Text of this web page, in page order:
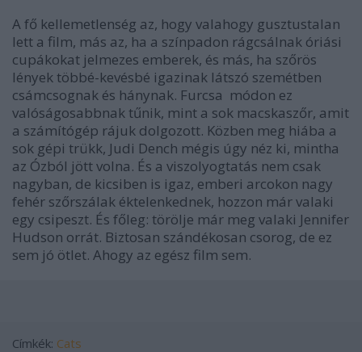
A fő kellemetlenség az, hogy valahogy gusztustalan
lett a film, más az, ha a színpadon rágcsálnak óriási
cupákokat jelmezes emberek, és más, ha szőrös
lények többé-kevésbé igazinak látszó szemétben
csámcsognak és hánynak. Furcsa módon ez
valóságosabbnak tűnik, mint a sok macskaszőr, amit
a számítógép rájuk dolgozott. Közben meg hiába a
sok gépi trükk, Judi Dench mégis úgy néz ki, mintha
az Ózból jött volna. És a viszolyogtatás nem csak
nagyban, de kicsiben is igaz, emberi arcokon nagy
fehér szőrszálak éktelenkednek, hozzon már valaki
egy csipeszt. És főleg: törölje már meg valaki Jennifer
Hudson orrát. Biztosan szándékosan csorog, de ez
sem jó ötlet. Ahogy az egész film sem.
Címkék: Cats